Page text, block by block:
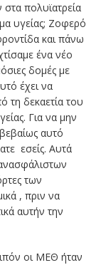
πολυϊατρεία
υγείας; Ζοφερό
και πάνω
ένα νέο
δομές με
έχει να
τη δεκαετία του
Για να μην
αυτό
εσείς. Αυτά
των
, πριν να
αυτήν την
οι ΜΕΘ ήταν